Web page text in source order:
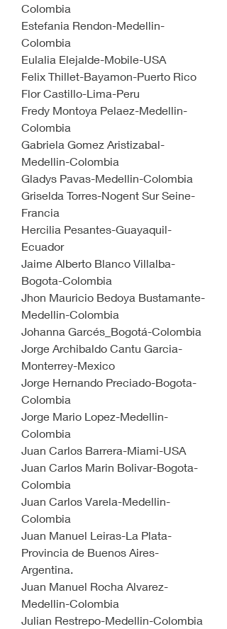
Colombia
Estefania Rendon-Medellin-
Colombia
Eulalia Elejalde-Mobile-USA
Felix Thillet-Bayamon-Puerto Rico
Flor Castillo-Lima-Peru
Fredy Montoya Pelaez-Medellin-
Colombia
Gabriela Gomez Aristizabal-
Medellin-Colombia
Gladys Pavas-Medellin-Colombia
Griselda Torres-Nogent Sur Seine-
Francia
Hercilia Pesantes-Guayaquil-
Ecuador
Jaime Alberto Blanco Villalba-
Bogota-Colombia
Jhon Mauricio Bedoya Bustamante-
Medellin-Colombia
Johanna Garcés_Bogotá-Colombia
Jorge Archibaldo Cantu Garcia-
Monterrey-Mexico
Jorge Hernando Preciado-Bogota-
Colombia
Jorge Mario Lopez-Medellin-
Colombia
Juan Carlos Barrera-Miami-USA
Juan Carlos Marin Bolivar-Bogota-
Colombia
Juan Carlos Varela-Medellin-
Colombia
Juan Manuel Leiras-La Plata-
Provincia de Buenos Aires-
Argentina.
Juan Manuel Rocha Alvarez-
Medellin-Colombia
Julian Restrepo-Medellin-Colombia